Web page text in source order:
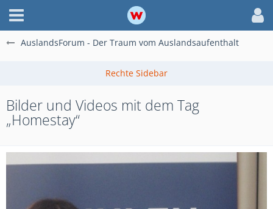
AuslandsForum - Der Traum vom Auslandsaufenthalt
Bilder und Videos mit dem Tag
„Homestay“